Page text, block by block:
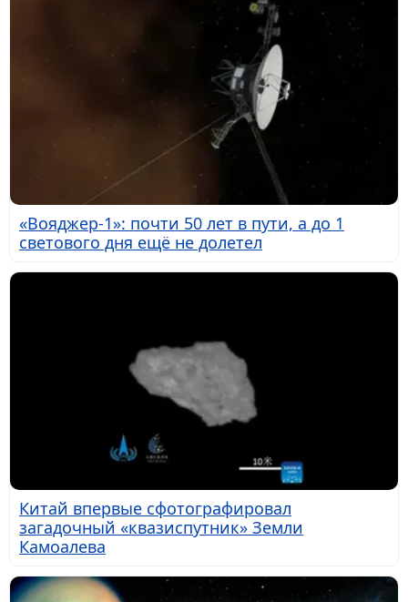
«Вояджер-1»: почти 50 лет в пути, а до 1
светового дня ещё не долетел
Китай впервые сфотографировал
загадочный «квазиспутник» Земли
Камоалева